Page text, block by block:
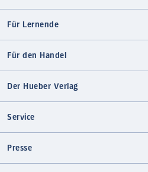
Für Lernende
Für den Handel
Der Hueber Verlag
Service
Presse